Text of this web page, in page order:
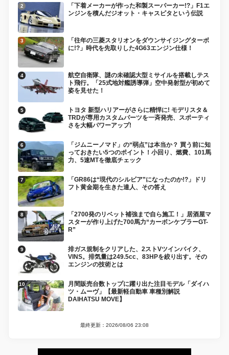
「下着メーカーが作った和製スーパーカー!?」F1エ
ンジンを積んだジオット・キャスピタという伝説
「往年の三菱スタリオンをダウンサイジングターボ
に!?」時代を先取りした4G63エンジン仕様！
航空自衛隊、謎の未確認大型ミサイルを搭載しテス
ト飛行。「25式地対艦誘導弾」空中発射型が初めて
姿を見せた！
トヨタ 新型ハリアーがさらに精悍に! モデリスタ＆
TRDが専用カスタムパーツを一斉発売、スポーティ
さを大幅パワーアップ!
「ジムニーノマド」の“弱点”は本当か？ 買う前に知
っておきたい5つのポイント！小回り、燃費、101馬
力、5速MTを徹底チェック
「GR86は“現代のシルビア”になったのか!?」ドリ
フト黄金期を生きた達人、その答え
「2700発のリベット補強まで自ら施工！」居酒屋マ
スターが作り上げた700馬力“カーボンケブラーGT-
R”
排ガス規制をクリアした、2ストVツインバイク、
VINS。排気量は249.5cc、83HPを絞り出す。その
エンジンの技術とは
月間販売台数トップに躍り出た注目モデル「ダイハ
ツ・ムーヴ」【最新軽自動車 車種別解説
DAIHATSU MOVE】
最終更新：2026/08/06 23:08